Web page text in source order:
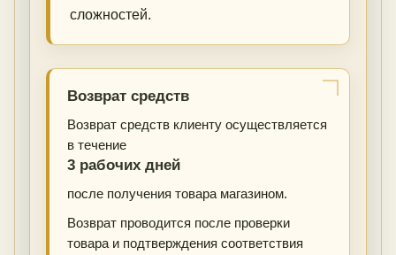
сложностей.
Возврат средств
Возврат средств клиенту осуществляется
в течение
3 рабочих дней
после получения товара магазином.
Возврат проводится после проверки
товара и подтверждения соответствия